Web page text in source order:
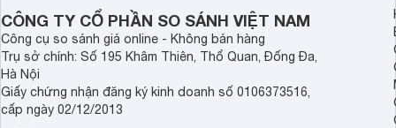
CÔNG TY CỔ PHẦN SO SÁNH VIỆT NAM
Công cụ so sánh giá online - Không bán hàng
Trụ sở chính: Số 195 Khâm Thiên, Thổ Quan, Đống Đa,
Hà Nội
Giấy chứng nhận đăng ký kinh doanh số 0106373516,
cấp ngày 02/12/2013